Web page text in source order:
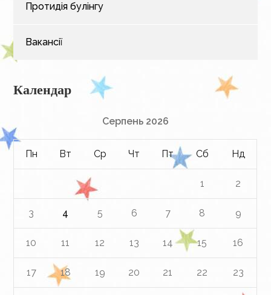
Протидія булінгу
Вакансії
Календар
Серпень 2026
Пн Вт Ср Чт Пт Сб Нд
1 2
3 4 5 6 7 8 9
10 11 12 13 14 15 16
17 18 19 20 21 22 23